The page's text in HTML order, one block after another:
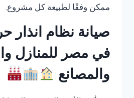
ممكن وفقًا لطبيعة كل مشروع.
في مصر للمنازل
والمصانع